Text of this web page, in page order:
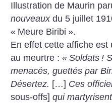
Illustration de Maurin
nouveauxdu 5 juillet
« Meure Biribi ».
En effet cette affiche
au meurtre : « Soldats !
menacés, guettés par
Désertez. […] Ces
sous-offs]qui